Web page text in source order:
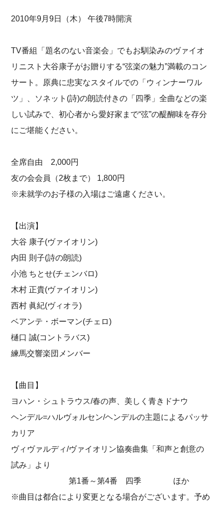
2010年9月9日（木） 午後7時開演
TV番組「題名のない音楽会」でもお馴染みのヴァイオ
リニスト大谷康子がお贈りする“弦楽の魅力”満載のコン
サート。原典に忠実なスタイルでの「ウィンナーワル
ツ」、ソネット(詩)の朗読付きの「四季」全曲などの楽
しい試みで、初心者から愛好家まで“弦”の醍醐味を存分
にご堪能ください。
全席自由 2,000円
友の会会員（2枚まで） 1,800円
※未就学のお子様の入場はご遠慮ください。
【出演】
大谷 康子(ヴァイオリン)
内田 則子(詩の朗読)
小池 ちとせ(チェンバロ)
木村 正貴(ヴァイオリン)
西村 眞紀(ヴィオラ)
ベアンテ・ボーマン(チェロ)
樋口 誠(コントラバス)
練馬交響楽団メンバー
【曲目】
ヨハン・シュトラウス/春の声、美しく青きドナウ
ヘンデル=ハルヴォルセン/ヘンデルの主題によるパッサ
カリア
ヴィヴァルディ/ヴァイオリン協奏曲集「和声と創意の
試み」より
第1番～第4番 四季 ほか
※曲目は都合により変更となる場合がございます。予め